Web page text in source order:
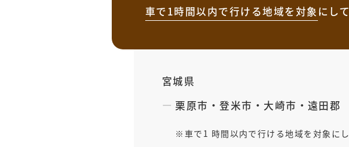
車で1時間以内で行ける地域を 対象 にし
宮城県
栗原市 ・登米市 ・ 大崎市 ・ 遠田郡
車で1 時間以内で行ける地域を対象にし